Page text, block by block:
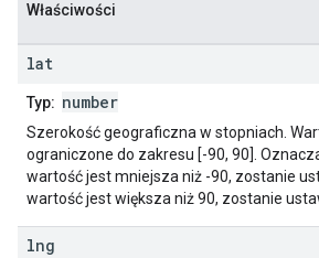
Właściwości
lat
Typ: number
Szerokość geograficzna w stopniach.
ograniczone do zakresu [-90, 90].
wartość jest mniejsza niż -90, zostanie
wartość jest większa niż 90, zostanie
lng